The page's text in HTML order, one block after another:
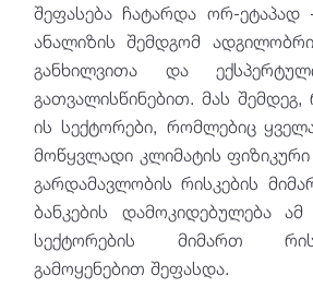
შეფასება ჩატარდა ორ-ეტაპად
ანალიზის შემდგომ
განხილვითა და
გათვალისწინებით. მას
ის სექტორები, რომლებიც
მოწყვლადი კლიმატის ფიზიკური
გარდამავლობის რისკების
ბანკების დამოკიდებულება
სექტორების მიმართ
გამოყენებით შეფასდა.